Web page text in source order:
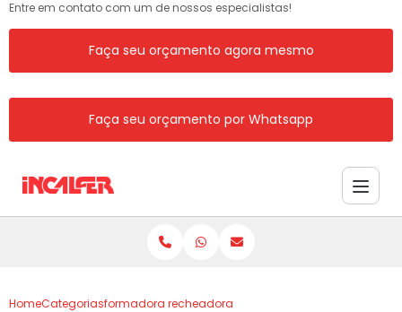
Entre em contato com um de nossos especialistas!
Faça seu orçamento agora mesmo
Faça seu orçamento por Whatsapp
HomeCategoriasformadora recheadora